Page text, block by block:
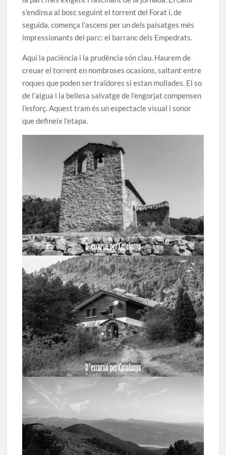
s’endinsa al bosc seguint el torrent del Forat i, de
seguida, comença l’ascens per un dels paisatges més
impressionants del parc: el barranc dels Empedrats.
Aquí la paciència i la prudència són clau. Haurem de
creuar el torrent en nombroses ocasions, saltant entre
roques que poden ser traïdores si estan mullades. El so
de l’aigua i la bellesa salvatge de l’engorjat compensen
l’esforç. Aquest tram és un espectacle visual i sonor
que defineix l’etapa.